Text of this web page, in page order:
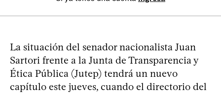
La situación del senador nacionalista Juan
Sartori frente a la Junta de Transparencia y
Ética Pública (Jutep) tendrá un nuevo
capítulo este jueves, cuando el directorio del